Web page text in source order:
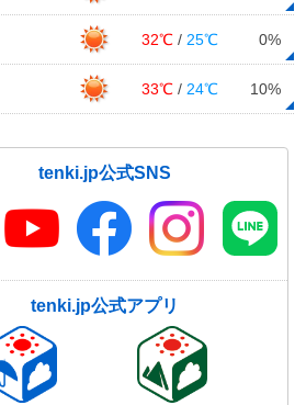
32℃ / 25℃ 0%
33℃ / 24℃ 10%
tenki.jp公式SNS
tenki.jp公式アプリ